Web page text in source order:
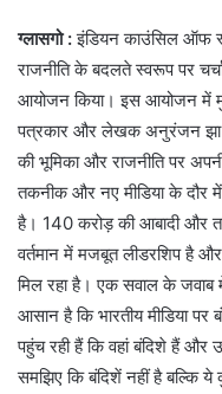
ग्लासगो :इंडियन काउंसिल ऑफ
राजनीति के बदलते स्वरूप पर
आयोजन किया। इस आयोजन में
पत्रकार और लेखक अनुरंजन झा ने
की भूमिका और राजनीति पर
तकनीक और नए मीडिया के दौर
है। 140 करोड़ की आबादी और
वर्तमान में मजबूत लीडरशिप है
मिल रहा है। एक सवाल के जवाब
आसान है कि भारतीय मीडिया
पहुंच रही हैं कि वहां बंदिशे हैं और
समझिए कि बंदिशें नहीं है बल्कि ये